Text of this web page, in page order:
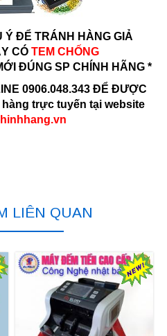
Ý ĐỂ TRÁNH HÀNG GIẢ
CÓ TEM CHỐNG
ĐÚNG SP CHÍNH HÃNG *
0906.048.343 ĐỂ ĐƯỢC
hàng trực tuyến tại website
LIÊN QUAN